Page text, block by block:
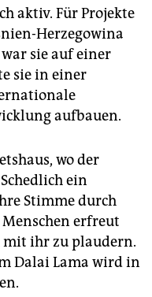
aktiv. Für Projekte
Herzegowina
sie auf einer
sie in einer
aufbauen.
wo der
ein
Stimme durch
erfreut
mit ihr zu plaudern.
Dalai Lama wird in